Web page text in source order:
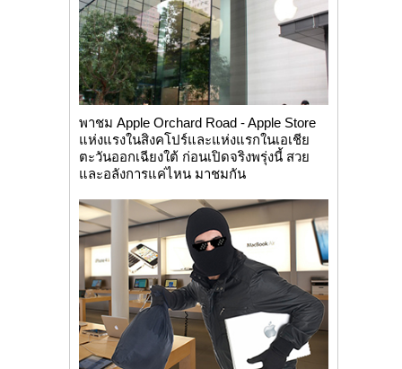
พาชม Apple Orchard Road - Apple Store
แห่งแรงในสิงคโปร์และแห่งแรกในเอเชีย
ตะวันออกเฉียงใต้ ก่อนเปิดจริงพรุ่งนี้ สวย
และอลังการแค่ไหน มาชมกัน